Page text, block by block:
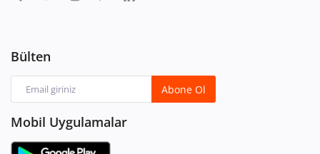
Bülten
Abone Ol
Mobil Uygulamalar